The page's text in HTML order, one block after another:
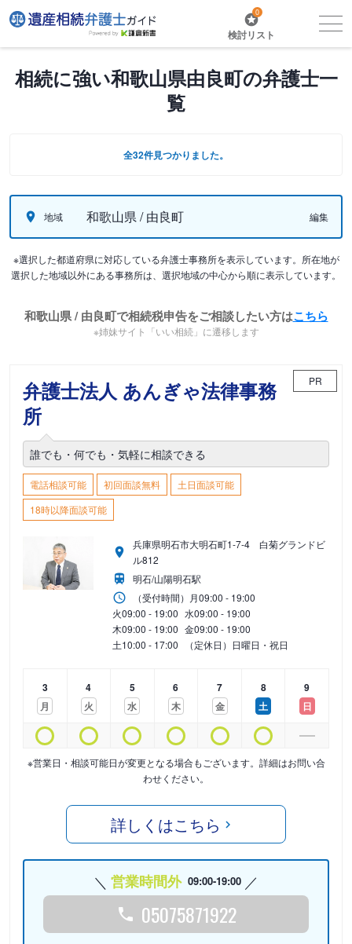
0
検討リスト
相続に強い和歌山県由良町の弁護士一
覧
全32件見つかりました。
地域 和歌山県 / 由良町 編集
※選択した都道府県に対応している弁護士事務所を表示しています。所在地が
選択した地域以外にある事務所は、選択地域の中心から順に表示しています。
和歌山県 / 由良町で相続税申告をご相談したい方はこちら
※姉妹サイト「いい相続」に遷移します
弁護士法人 あんぎゃ法律事務
所
PR
誰でも・何でも・気軽に相談できる
電話相談可能 初回面談無料
土日面談可能
18時以降面談可能
兵庫県明石市大明石町1-7-4 白菊グランドビ
ル812
明石/山陽明石駅
（受付時間） 月09:00 - 19:00
火09:00 - 19:00 水09:00 - 19:00
木09:00 - 19:00 金09:00 - 19:00
土10:00 - 17:00 （定休日）日曜日・祝日
3
月
4
火
5
水
6
木
7
金
8
土
9
日
※営業日・相談可能日が変更となる場合もございます。詳細はお問い合
わせください。
詳しくはこちら
営業時間外 09:00-19:00
05075871922